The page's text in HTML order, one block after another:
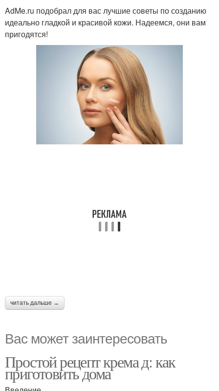
AdMe.ru подобрал для вас лучшие советы по созданию
идеально гладкой и красивой кожи. Надеемся, они вам
пригодятся!
читать дальше →
Вас может заинтересовать
Простой рецепт крема д: как
приготовить дома